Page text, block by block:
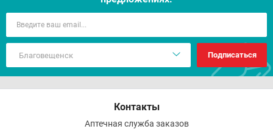
Подписаться
Контакты
Аптечная служба заказов